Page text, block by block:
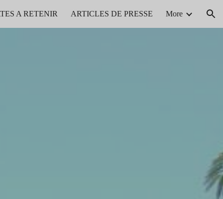
A RETENIR ARTICLES DE PRESSE More